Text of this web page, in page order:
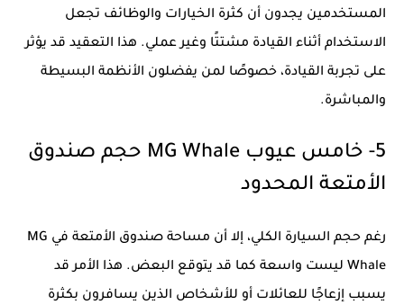
المستخدمين يجدون أن كثرة الخيارات والوظائف تجعل
الاستخدام أثناء القيادة مشتتًا وغير عملي. هذا التعقيد قد يؤثر
على تجربة القيادة، خصوصًا لمن يفضلون الأنظمة البسيطة
والمباشرة.
5- خامس عيوب MG Whale حجم صندوق
الأمتعة المحدود
رغم حجم السيارة الكلي، إلا أن مساحة صندوق الأمتعة في MG
Whale ليست واسعة كما قد يتوقع البعض. هذا الأمر قد
يسبب إزعاجًا للعائلات أو للأشخاص الذين يسافرون بكثرة